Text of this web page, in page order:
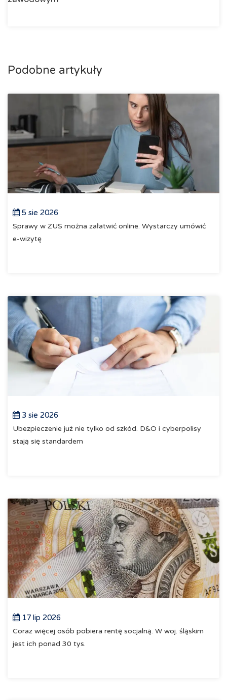
Podobne artykuły
5 sie 2026
Sprawy w ZUS można załatwić online. Wystarczy umówić
e-wizytę
3 sie 2026
Ubezpieczenie już nie tylko od szkód. D&O i cyberpolisy
stają się standardem
17 lip 2026
Coraz więcej osób pobiera rentę socjalną. W woj. śląskim
jest ich ponad 30 tys.